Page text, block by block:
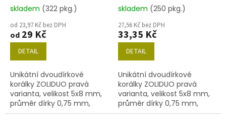
skladem (322 pkg.)
od 23,97 Kč bez DPH
od 29 Kč
DETAIL
Unikátní dvoudírkové
korálky ZOLIDUO pravá
varianta, velikost 5x8 mm,
průměr dírky 0,75 mm,
obsah balení 20 ks nebo
skladem (250 pkg.)
27,56 Kč bez DPH
33,35 Kč
DETAIL
Unikátní dvoudírkové
korálky ZOLIDUO pravá
varianta, velikost 5x8 mm,
průměr dírky 0,75 mm,
obsah balení 20 ks nebo